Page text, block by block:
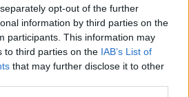
opt-out of the further
information by third parties on the
participants. This information may
to third parties on the IAB’s List of
that may further disclose it to other
Inc. ( CHPT )
a megatendência do veículo
de carregamento. Os
serão muito mais úteis para